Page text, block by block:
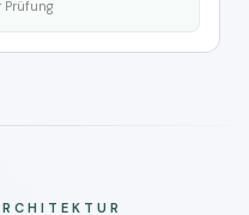
Prüfung